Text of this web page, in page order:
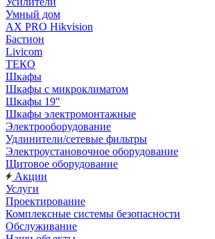
Умный дом
AX PRO Hikvision
Бастион
Livicom
ТЕКО
Шкафы
Шкафы с микроклиматом
Шкафы 19"
Шкафы электромонтажные
Электрооборудование
Удлинители/сетевые фильтры
Электроустановочное оборудование
Щитовое оборудование
Акции
Услуги
Проектирование
Комплексные системы безопасности
Обслуживание